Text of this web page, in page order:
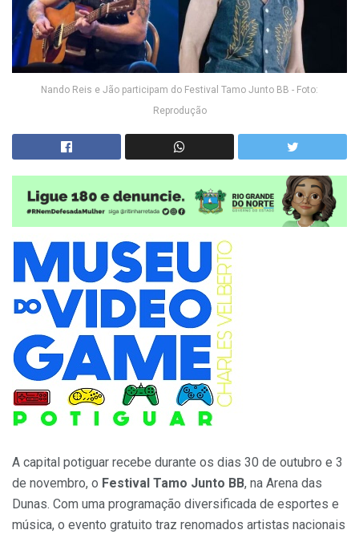
Nando Reis e Jão participam do Festival Tamo Junto BB - Foto:
Reprodução
A capital potiguar recebe durante os dias 30 de outubro e 3
de novembro, o Festival Tamo Junto BB, na Arena das
Dunas. Com uma programação diversificada de esportes e
música, o evento gratuito traz renomados artistas nacionais